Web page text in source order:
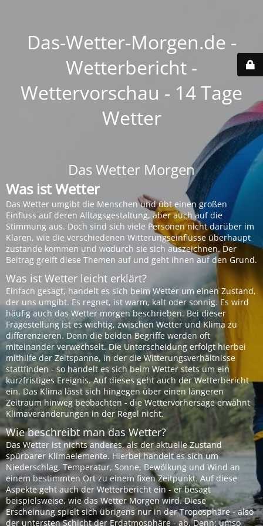
Das-Wetter-Morgen.de -
Wetterbericht -
Wettervorschau - 14 Tage
Wetter
Das Wetter Morgen
Was ist Wetter
Das Wetter umgibt die Menschen und übt einen großen
Einfluss auf deren Alltagsgestaltung, aber auch auf die
Stimmung aus. Doch sind sich viele Personen nicht darüber im
Klaren, wie die verschiedenen Witterungseinflüsse überhaupt
zustande kommen und wodurch sie sich auszeichnen. Der
Beitrag greift diese Themen auf und geht ihnen auf den Grund.
Was ist Wetter leicht erklärt?
Einfach gesagt, handelt es sich beim Wetter um einen Zustand,
der uns umgibt. Es regnet, ist warm, kalt oder sonnig. Es wird
häufig auch das Wetter morgen beschrieben. Bei dieser
Fragestellung ist es wichtig, zwischen Wetter und Klima zu
differenzieren. Denn die beiden Begriffe werden oft
miteinander verwechselt. Die Unterscheidung erfolgt hierbei
mithilfe der Zeitspanne, in der die Witterungsverhältnisse
stattfinden - so handelt es sich beim Wetter stets um ein
kurzfristiges Ereignis. Auf dieses geht auch der Wetterbericht
ein. Das Klima lässt sich hingegen über einen längeren
Zeitraum hinweg beobachten - die Wettervorhersage erwähnt
Klimaveränderungen in der Regel nicht.
Wie beschreibt man das Wetter?
Das Wetter ist nichts anderes, als der aktuelle Zustand
spürbarer Klimaelemente. Hierbei handelt es sich um
Niederschlag, Temperatur, Sonne, Bewölkung und Wind an
einem bestimmten Ort zu einem fixen Zeitpunkt. Auf diese
Aspekte geht auch der Wetterbericht ein - er besagt
beispielsweise, wie das Wetter Morgen wird. Diese
Erscheinung spielt sich übrigens nur in der Troposphäre - also
der untersten Schicht der Erdatmosphäre - ab. Denn: umso